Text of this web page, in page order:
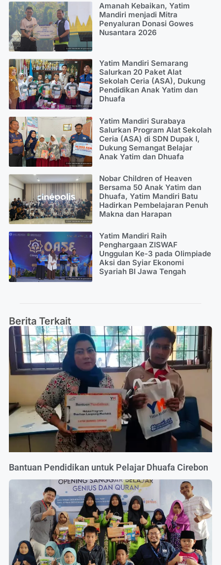
Amanah Kebaikan, Yatim
Mandiri menjadi Mitra
Penyaluran Donasi Gowes
Nusantara 2026
Yatim Mandiri Semarang
Salurkan 20 Paket Alat
Sekolah Ceria (ASA), Dukung
Pendidikan Anak Yatim dan
Dhuafa
Yatim Mandiri Surabaya
Salurkan Program Alat Sekolah
Ceria (ASA) di SDN Dupak I,
Dukung Semangat Belajar
Anak Yatim dan Dhuafa
Nobar Children of Heaven
Bersama 50 Anak Yatim dan
Dhuafa, Yatim Mandiri Batu
Hadirkan Pembelajaran Penuh
Makna dan Harapan
Yatim Mandiri Raih
Penghargaan ZISWAF
Unggulan Ke-3 pada Olimpiade
Aksi dan Syiar Ekonomi
Syariah BI Jawa Tengah
Berita Terkait
Bantuan Pendidikan untuk Pelajar Dhuafa Cirebon